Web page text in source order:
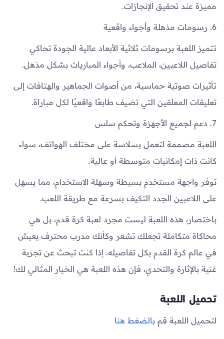
مميزة عند تحقيق الإنجازات.
6. رسومات مذهلة وأجواء واقعية
تتميز اللعبة برسومات ثلاثية الأبعاد عالية الجودة تحاكي
تفاصيل اللاعبين، الملاعب، وأجواء المباريات بشكل مذهل.
تأثيرات صوتية حماسية، من أصوات الجماهير والهتافات إلى
تعليقات المعلقين التي تضيف طابعًا واقعيًا لكل مباراة.
7. دعم لجميع الأجهزة وتحكم سلس
اللعبة مصممة لتعمل بسلاسة على مختلف الهواتف، سواء
كانت ذات إمكانيات متوسطة أو عالية.
توفر واجهة مستخدم بسيطة وسهلة الاستخدام، مما يسهل
على اللاعبين الجدد التكيف بسرعة مع طريقة اللعب.
باختصار، هذه اللعبة ليست مجرد لعبة كرة قدم، بل هي
محاكاة متكاملة تجعلك تشعر وكأنك مدرب محترف يعيش
في عالم كرة القدم بكل تفاصيله. إذا كنت تبحث عن تجربة
غنية بالإثارة والتحدي، فإن هذه اللعبة هي الخيار المثالي لك!
تحميل اللعبة
لتحميل اللعبة قم بالضغط هنا